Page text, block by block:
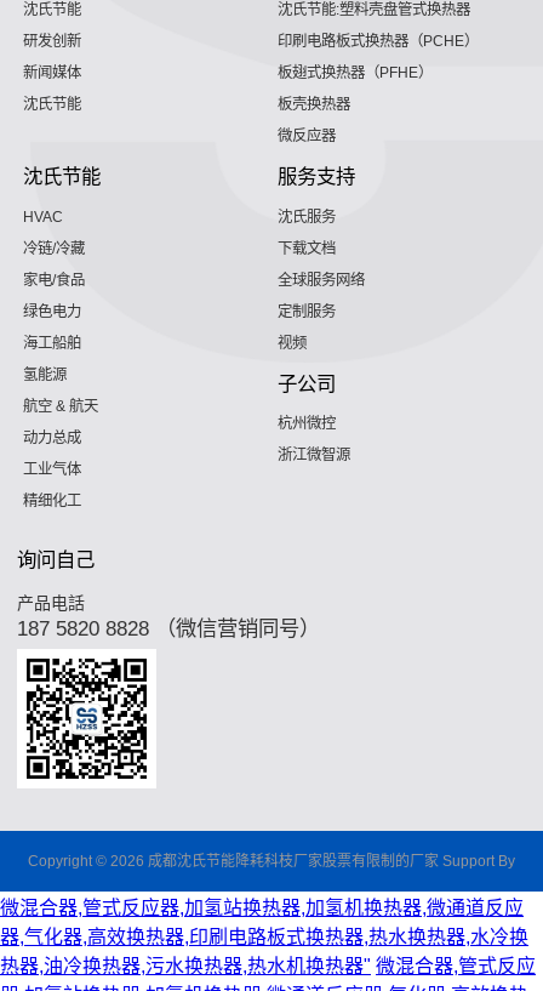
沈氏节能
研发创新
新闻媒体
沈氏节能
沈氏节能:塑料壳盘管式换热器
印刷电路板式换热器（PCHE）
板翅式换热器（PFHE）
板壳换热器
微反应器
沈氏节能
HVAC
冷链/冷藏
家电/食品
绿色电力
海工船舶
氢能源
航空 & 航天
动力总成
工业气体
精细化工
服务支持
沈氏服务
下载文档
全球服务网络
定制服务
视频
子公司
杭州微控
浙江微智源
询问自己
产品电話
187 5820 8828 （微信营销同号）
Copyright © 2026 成都沈氏节能降耗科枝厂家股票有限制的厂家 Support By
微混合器,管式反应器,加氢站换热器,加氢机换热器,微通道反应
器,气化器,高效换热器,印刷电路板式换热器,热水换热器,水冷换
热器,油冷换热器,污水换热器,热水机换热器" 微混合器,管式反应